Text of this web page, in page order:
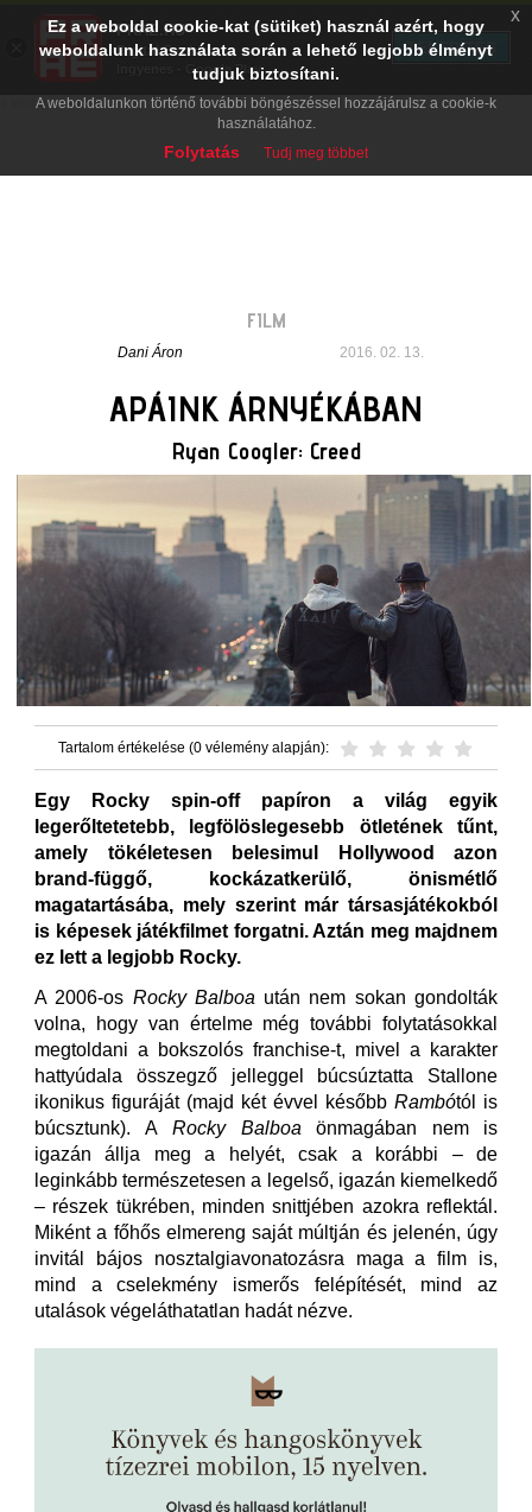
FILM
Dani Áron 2016. 02. 13.
APÁINK ÁRNYÉKÁBAN
Ryan Coogler: Creed
Tartalom értékelése (0 vélemény alapján):
Egy Rocky spin-off papíron a világ egyik
legerőltetetebb, legfölöslegesebb ötletének tűnt,
amely tökéletesen belesimul Hollywood azon
brand-függő, kockázatkerülő, önismétlő
magatartásába, mely szerint már társasjátékokból
is képesek játékfilmet forgatni. Aztán meg majdnem
ez lett a legjobb Rocky.
A 2006-os Rocky Balboa után nem sokan gondolták
volna, hogy van értelme még további folytatásokkal
megtoldani a bokszolós franchise-t, mivel a karakter
hattyúdala összegző jelleggel búcsúztatta Stallone
ikonikus figuráját (majd két évvel később Rambótól is
búcsztunk). ARocky Balboa önmagában nem is
igazán állja meg a helyét, csak a korábbi – de
leginkább természetesen a legelső, igazán kiemelkedő
– részek tükrében, minden snittjében azokra reflektál.
Miként a főhős elmereng saját múltján és jelenén, úgy
invitál bájos nosztalgiavonatozásra maga a film is,
mind a cselekmény ismerős felépítését, mind az
utalások végeláthatatlan hadát nézve.
Ez a weboldal cookie-kat (sütiket) használ azért, hogy
weboldalunk használata során a lehető legjobb élményt
tudjuk biztosítani.
A weboldalunkon történő további böngészéssel hozzájárulsz a cookie-k
használatához.
Folytatás Tudj meg többet
x
PRAE.HU
Digital Evolution
Ingyenes - Google Play
TELEPÍTÉS